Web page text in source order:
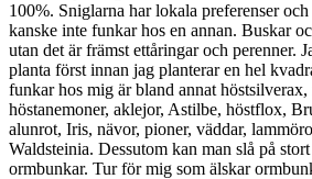
100%. Sniglarna har lokala preferenser
kanske inte funkar hos en annan. Buskar
utan det är främst ettåringar och perenner.
planta först innan jag planterar en hel
funkar hos mig är bland annat höstsilverax,
höstanemoner, aklejor, Astilbe, höstflox,
alunrot, Iris, nävor, pioner, väddar,
Waldsteinia. Dessutom kan man slå på
ormbunkar. Tur för mig som älskar